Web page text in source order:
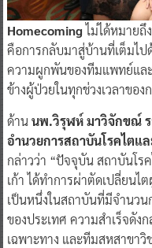
Homecomingไม่ได้หมายถึ
คือการกลับมาสู่บ้านที่เต็มไป
ความผูกพันของทีมแพทย์แล
ข้างผู้ป่วยในทุกช่วงเวลาของ
ด้านนพ.วิรุฬห์ มาวิจักขณ์ ร
อำนวยการสถาบันโรคไตแ
กล่าวว่า “ปัจจุบัน สถาบันโร
เก้า ได้ทำการผ่าตัดเปลี่ยนไ
เป็นหนึ่งในสถาบันที่มีจำนว
ของประเทศ ความสำเร็จดั
เฉพาะทาง และทีมสหสาขา